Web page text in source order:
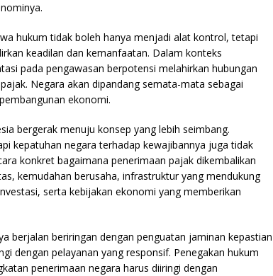
hukum tidak boleh hanya menjadi alat kontrol, tetapi
keadilan dan kemanfaatan. Dalam konteks
pada pengawasan berpotensi melahirkan hubungan
Negara akan dipandang semata-mata sebagai
ekonomi.
bergerak menuju konsep yang lebih seimbang.
kepatuhan negara terhadap kewajibannya juga tidak
konkret bagaimana penerimaan pajak dikembalikan
kemudahan berusaha, infrastruktur yang mendukung
serta kebijakan ekonomi yang memberikan
berjalan beriringan dengan penguatan jaminan kepastian
dengan pelayanan yang responsif. Penegakan hukum
penerimaan negara harus diiringi dengan